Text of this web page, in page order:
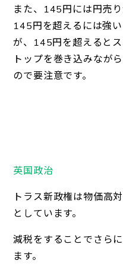
また、145円には円売り
145円を超えるには強
が、145円を超えると
トップを巻き込みなが
ので要注意です。
英国政治
トラス新政権は物価高
としています。
減税をすることでさら
ます。